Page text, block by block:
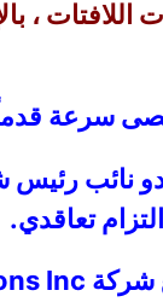
سرعة قدماً
نائب
تعاقدي.